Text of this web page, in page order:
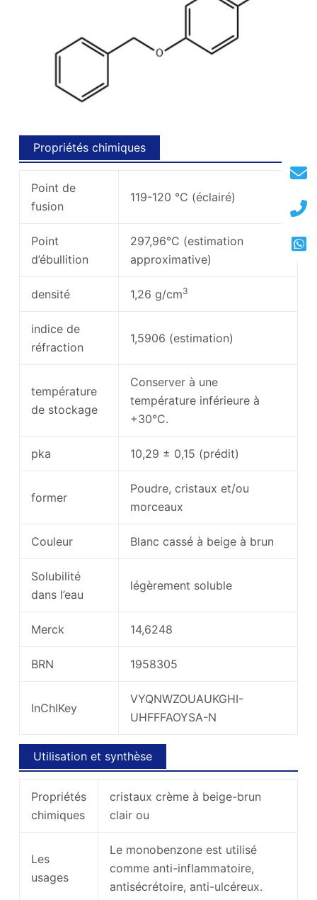
Propriétés chimiques
Point de
fusion
119-120 °C (éclairé)
Point
d’ébullition
297,96°C (estimation
approximative)
densité 1,26 g/cm3
indice de
réfraction
1,5906 (estimation)
température
de stockage
Conserver à une
température inférieure à
+30°C.
pka 10,29 ± 0,15 (prédit)
former
Poudre, cristaux et/ou
morceaux
Couleur Blanc cassé à beige à brun
Solubilité
dans l’eau
légèrement soluble
Merck 14,6248
BRN 1958305
InChIKey
VYQNWZOUAUKGHI-
UHFFFAOYSA-N
Utilisation et synthèse
Propriétés
chimiques
cristaux crème à beige-brun
clair ou
Les
usages
Le monobenzone est utilisé
comme anti-inflammatoire,
antisécrétoire, anti-ulcéreux.